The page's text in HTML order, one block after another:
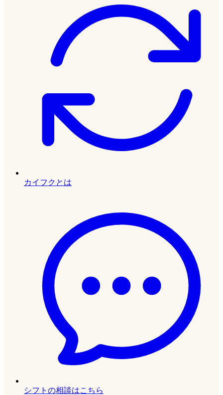
カイフクとは
シフトの相談はこちら